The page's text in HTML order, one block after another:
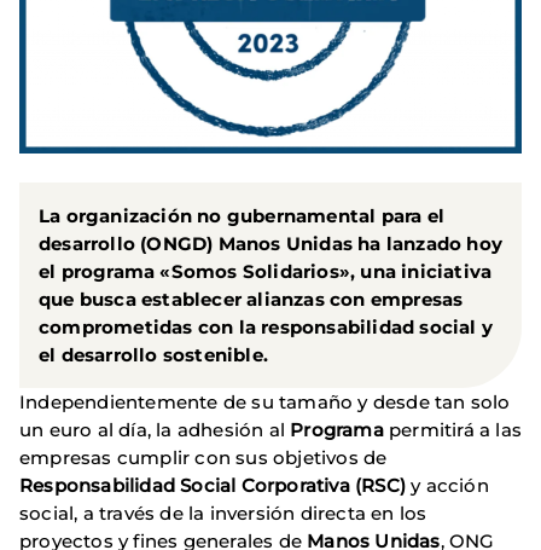
La organización no gubernamental para el
desarrollo (ONGD) Manos Unidas ha lanzado hoy
el programa «Somos Solidarios», una iniciativa
que busca establecer alianzas con empresas
comprometidas con la responsabilidad social y
el desarrollo sostenible.
Independientemente de su tamaño y desde tan solo
un euro al día, la adhesión al Programa permitirá a las
empresas cumplir con sus objetivos de
Responsabilidad Social Corporativa (RSC)y acción
social, a través de la inversión directa en los
proyectos y fines generales de Manos Unidas, ONG